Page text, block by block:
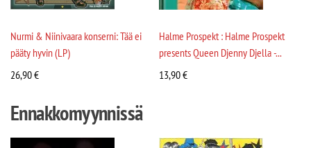
Nurmi & Niinivaara konserni: Tää ei
pääty hyvin (LP)
26,90€
Halme Prospekt : Halme Prospekt
presents Queen Djenny Djella -...
13,90€
Ennakkomyynnissä